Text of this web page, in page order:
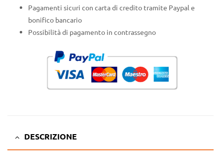
Pagamenti sicuri con carta di credito tramite Paypal e
bonifico bancario
Possibilità di pagamento in contrassegno
DESCRIZIONE